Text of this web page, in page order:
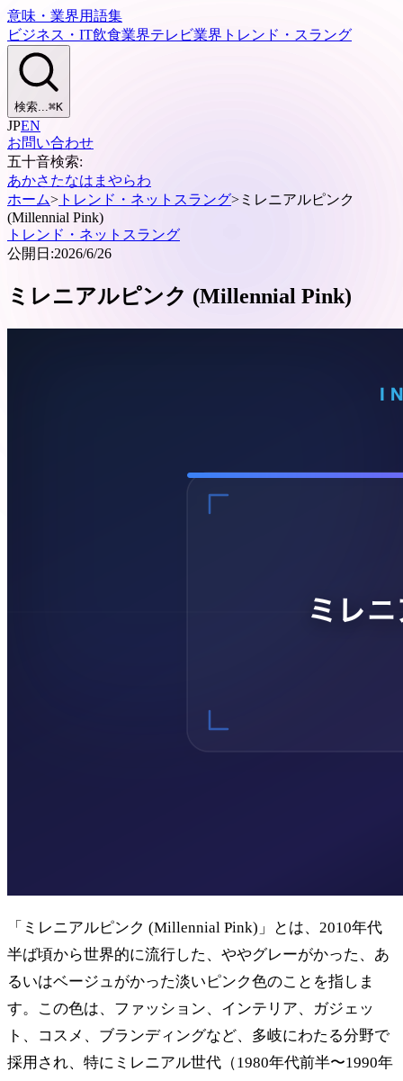
意味・業界用語集
ビジネス・IT飲食業界テレビ業界 トレンド・スラング
検索...⌘K
JPEN
お問い合わせ
五十音検索:
あかさ たなは ま やらわ
ホーム> トレンド・ネットスラング> ミレニアルピンク
(Millennial Pink)
トレンド・ネットスラング
公開日:2026/6/26
ミレニアルピンク (Millennial Pink)
「ミレニアルピンク (Millennial Pink)」とは、2010年代
半ば頃から世界的に流行した、ややグレーがかった、あ
るいはベージュがかった淡いピンク色のことを指しま
す。この色は、ファッション、インテリア、ガジェッ
ト、コスメ、ブランディングなど、多岐にわたる分野で
採用され、特にミレニアル世代（1980年代前半〜1990年